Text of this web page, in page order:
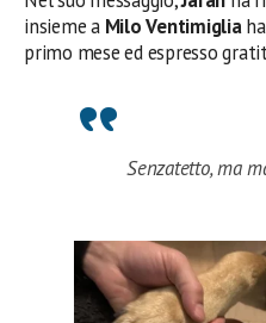
insieme a Milo Ventimiglia
primo mese ed espresso
Senzatetto, ma